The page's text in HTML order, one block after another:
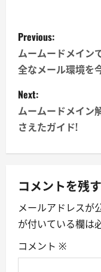
P
o
s
t
n
a
v
i
g
a
Previous:
ムームードメイン
全なメール環境を
Next:
ムームードメイン
さえたガイド!
コメントを残す
メールアドレスが
が付いている欄は
コメント ※